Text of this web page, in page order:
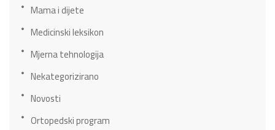
Mama i dijete
Medicinski leksikon
Mjerna tehnologija
Nekategorizirano
Novosti
Ortopedski program